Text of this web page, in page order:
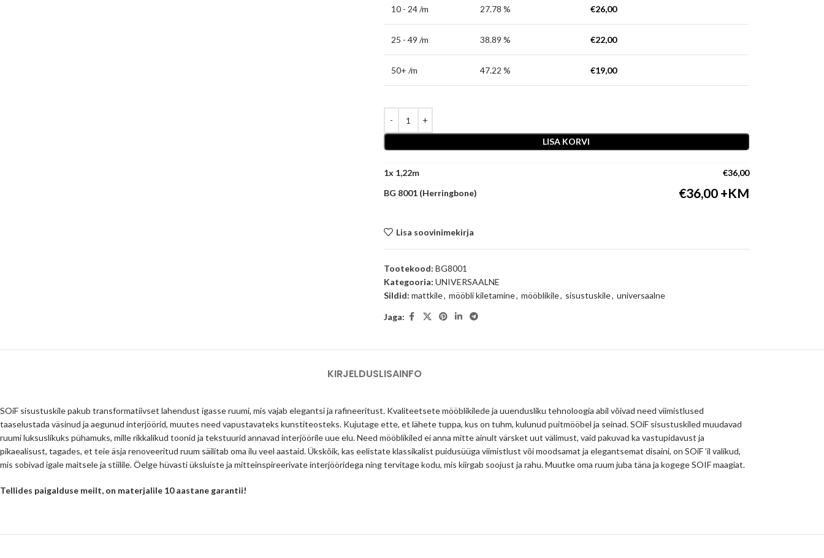
10 - 24 /m 27.78 % €26,00
25 - 49 /m 38.89 % €22,00
50+ /m 47.22 % €19,00
LISA KORVI
1x €36,00
BG 8001 (Herringbone)
€36,00
Lisa soovinimekirja
Tootekood: BG8001
Kategooria: UNIVERSAALNE
Sildid: mattkile, mööbli kiletamine, mööblikile, sisustuskile, universaalne
Jaga:
KIRJELDUSLISAINFO
SOiF sisustuskile pakub transformatiivset lahendust igasse ruumi, mis vajab elegantsi ja rafineeritust. Kvaliteetsete mööblikilede ja uuendusliku tehnoloogia abil võivad need viimistlused
taaselustada väsinud ja aegunud interjöörid, muutes need vapustavateks kunstiteosteks. Kujutage ette, et lähete tuppa, kus on tuhm, kulunud puitmööbel ja seinad. SOiF sisustuskiled muudavad
ruumi luksuslikuks pühamuks, mille rikkalikud toonid ja tekstuurid annavad interjöörile uue elu. Need mööblikiled ei anna mitte ainult värsket uut välimust, vaid pakuvad ka vastupidavust ja
pikaealisust, tagades, et teie äsja renoveeritud ruum säilitab oma ilu veel aastaid. Ükskõik, kas eelistate klassikalist puidusüüga viimistlust või moodsamat ja elegantsemat disaini, on SOiF ’il valikud,
mis sobivad igale maitsele ja stiilile. Öelge hüvasti üksluiste ja mitteinspireerivate interjööridega ning tervitage kodu, mis kiirgab soojust ja rahu. Muutke oma ruum juba täna ja kogege SOIF maagiat.
Tellides paigalduse meilt, on materjalile 10 aastane garantii!